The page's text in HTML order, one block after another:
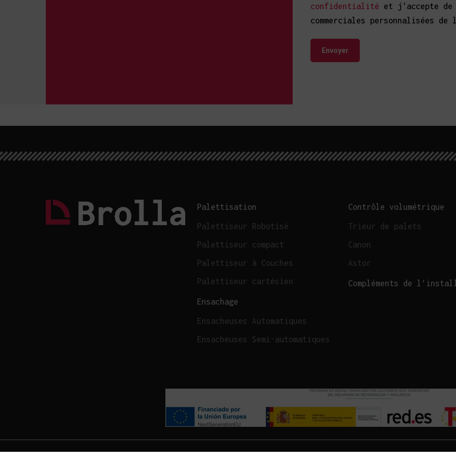
confidentialité et j'accepte de
commerciales personnalisées
Palettisation
Palettiseur Robotisé
Palettiseur compact
Palettiseur à Couches
Palettiseur cartésien
Ensachage
Ensacheuses Automatiques
Ensacheuses Semi-automatiques
Contrôle volumétrique
Trieur de palets
Canon
Astor
Compléments de